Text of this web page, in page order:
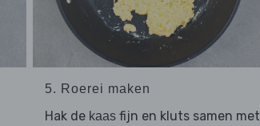
5. Roerei maken
Hak de kaasfijn en kluts samen met